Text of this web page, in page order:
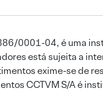
0001-04, é uma
está sujeita a
exime-se de
CCTVM S/A é